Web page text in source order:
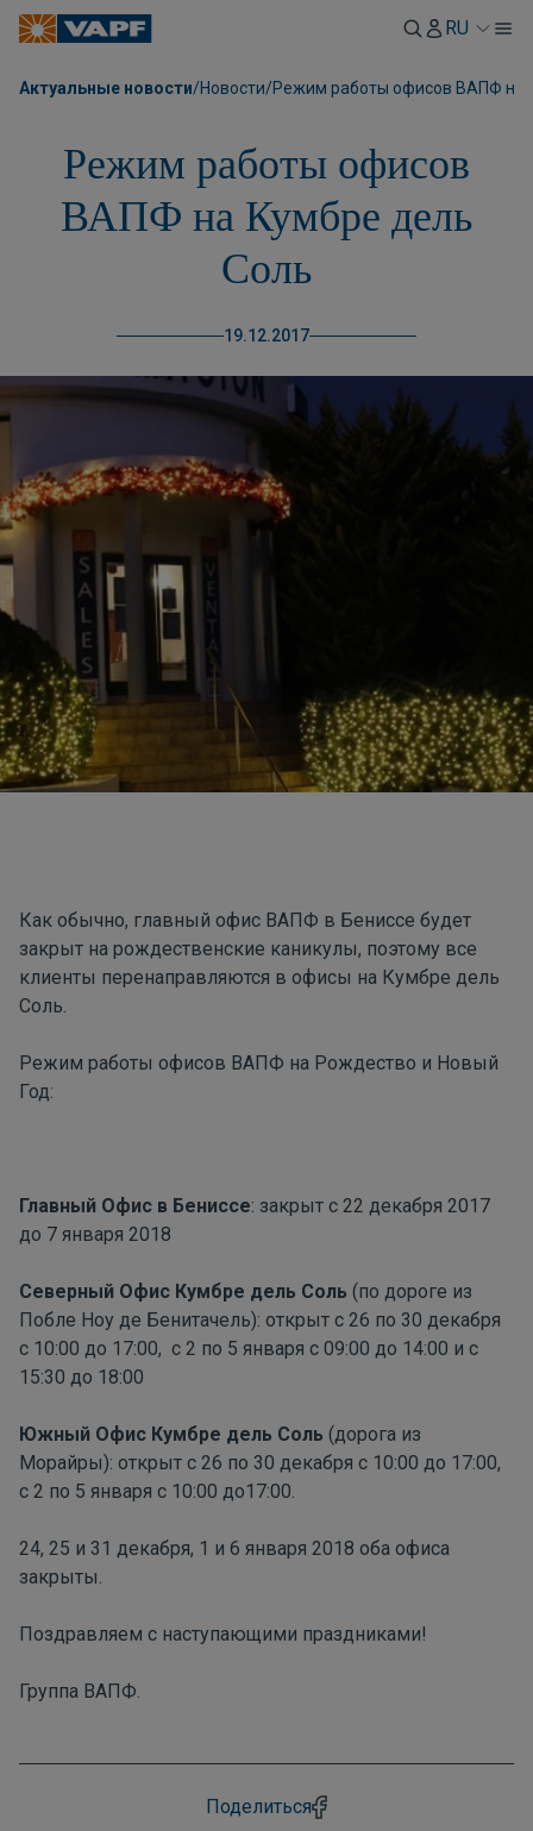
RU
Актуальные новости/Новости/Режим работы офисов ВАПФ на
Режим работы офисов
ВАПФ на Кумбре дель
Соль
19.12.2017
Как обычно, главный офис ВАПФ в Бениссе будет
закрыт на рождественские каникулы, поэтому все
клиенты перенаправляются в офисы на Кумбре дель
Соль.
Режим работы офисов ВАПФ на Рождество и Новый
Год:
Главный Офис в Бениссе: закрыт с 22 декабря 2017
до 7 января 2018
Северный Офис Кумбре дель Соль (по дороге из
Побле Ноу де Бенитачель): открыт с 26 по 30 декабря
с 10:00 до 17:00, с 2 по 5 января с 09:00 до 14:00 и с
15:30 до 18:00
Южный Офис Кумбре дель Соль (дорога из
Морайры): открыт с 26 по 30 декабря с 10:00 до 17:00,
с 2 по 5 января с 10:00 до17:00.
24, 25 и 31 декабря, 1 и 6 января 2018 оба офиса
закрыты.
Поздравляем с наступающими праздниками!
Группа ВАПФ.
Поделиться